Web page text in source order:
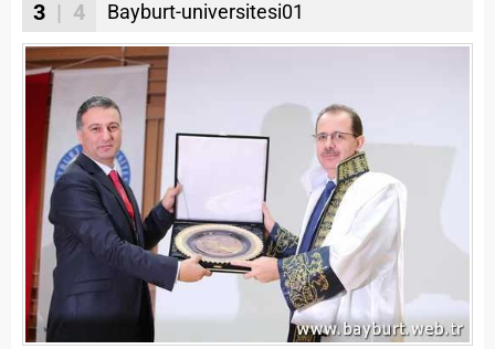
3 | 4 Bayburt-universitesi01